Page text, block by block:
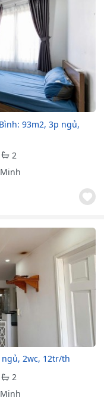
93m2, 3p ngủ,
2
ngủ, 2wc, 12tr/th
2